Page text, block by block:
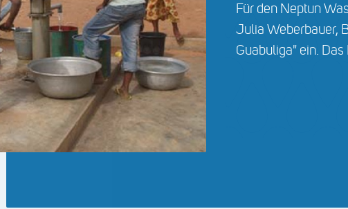
Für den Neptun
Julia Weberbauer,
Guabuliga" ein.